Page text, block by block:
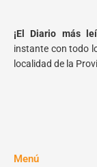
¡El Diario más
instante con todo
localidad de la
Menú